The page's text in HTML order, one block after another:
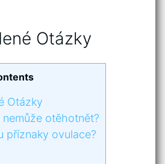
Otázky
Otázky
nemůže otěhotnět?
příznaky ovulace?